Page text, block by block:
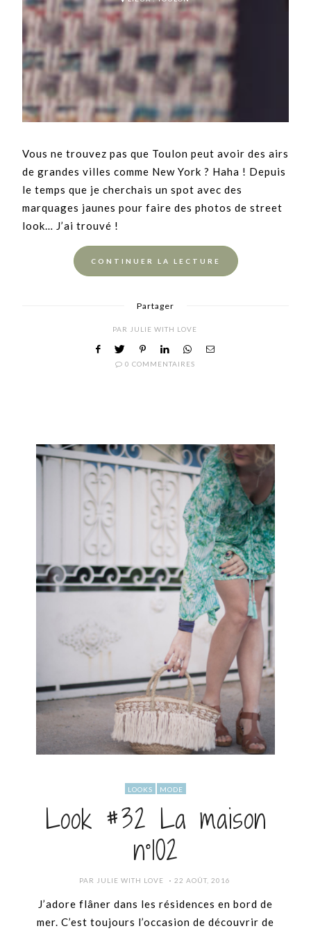
Vous ne trouvez pas que Toulon peut avoir des airs
de grandes villes comme New York ? Haha ! Depuis
le temps que je cherchais un spot avec des
marquages jaunes pour faire des photos de street
look… J’ai trouvé !
CONTINUER LA LECTURE
Partager
PAR JULIE WITH LOVE
0 COMMENTAIRES
LOOKS MODE
Look #32 La maison
n°102
PAR JULIE WITH LOVE
POSTED
22 AOÛT, 2016
J’adore flâner dans les résidences en bord de
mer. C’est toujours l’occasion de découvrir de